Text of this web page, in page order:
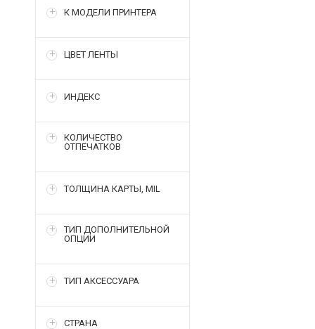
К МОДЕЛИ ПРИНТЕРА
ЦВЕТ ЛЕНТЫ
ИНДЕКС
КОЛИЧЕСТВО
ОТПЕЧАТКОВ
ТОЛЩИНА КАРТЫ, MIL
ТИП ДОПОЛНИТЕЛЬНОЙ
ОПЦИИ
ТИП АКСЕССУАРА
СТРАНА